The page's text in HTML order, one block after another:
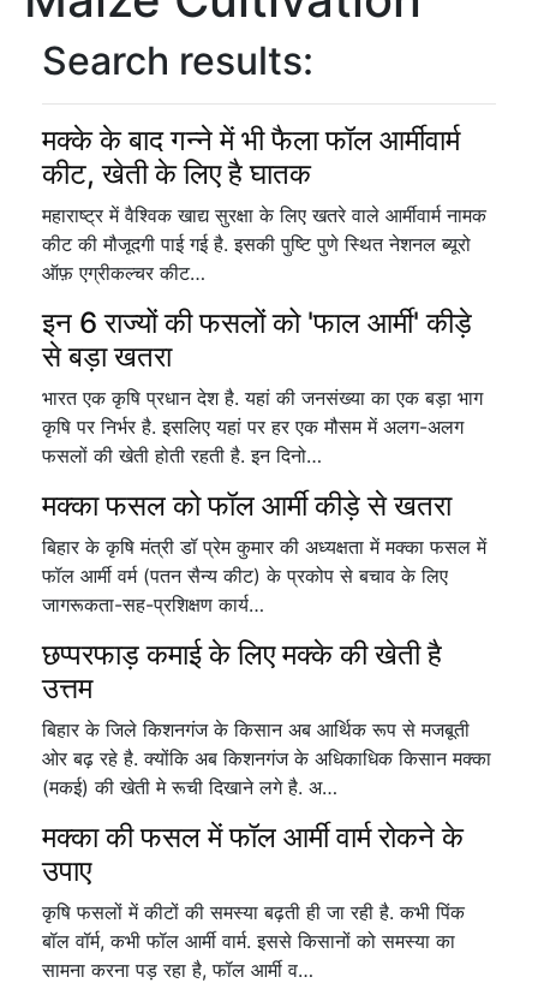
Search results:
मक्के के बाद गन्ने में भी फैला फॉल आर्मीवार्म
कीट, खेती के लिए है घातक
महाराष्ट्र में वैश्विक खाद्य सुरक्षा के लिए खतरे वाले आर्मीवार्म नामक
कीट की मौजूदगी पाई गई है. इसकी पुष्टि पुणे स्थित नेशनल ब्यूरो
ऑफ़ एग्रीकल्चर कीट…
इन 6 राज्यों की फसलों को 'फाल आर्मी' कीड़े
से बड़ा खतरा
भारत एक कृषि प्रधान देश है. यहां की जनसंख्या का एक बड़ा भाग
कृषि पर निर्भर है. इसलिए यहां पर हर एक मौसम में अलग-अलग
फसलों की खेती होती रहती है. इन दिनो…
मक्का फसल को फॉल आर्मी कीड़े से खतरा
बिहार के कृषि मंत्री डॉ प्रेम कुमार की अध्यक्षता में मक्का फसल में
फॉल आर्मी वर्म (पतन सैन्य कीट) के प्रकोप से बचाव के लिए
जागरूकता-सह-प्रशिक्षण कार्य…
छप्परफाड़ कमाई के लिए मक्के की खेती है
उत्तम
बिहार के जिले किशनगंज के किसान अब आर्थिक रूप से मजबूती
ओर बढ़ रहे है. क्योंकि अब किशनगंज के अधिकाधिक किसान मक्का
(मकई) की खेती मे रूची दिखाने लगे है. अ…
मक्का की फसल में फॉल आर्मी वार्म रोकने के
उपाए
कृषि फसलों में कीटों की समस्या बढ़ती ही जा रही है. कभी पिंक
बॉल वॉर्म, कभी फॉल आर्मी वार्म. इससे किसानों को समस्या का
सामना करना पड़ रहा है, फॉल आर्मी व…